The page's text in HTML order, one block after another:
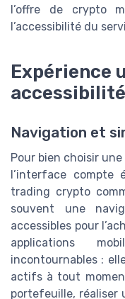
l’offre de crypto
l’accessibilité du
Expérience
accessibilité
Navigation et
Pour bien choisir
l’interface compte
trading crypto
souvent une
accessibles pour
applications
incontournables :
actifs à tout
portefeuille, réaliser